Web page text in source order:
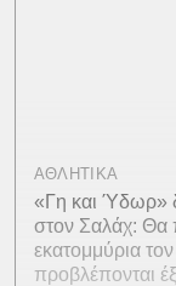
ΑΘΛΗΤΙΚΑ
«Γη και Ύδωρ»
στον Σαλάχ: Θα
εκατομμύρια
προβλέπονται